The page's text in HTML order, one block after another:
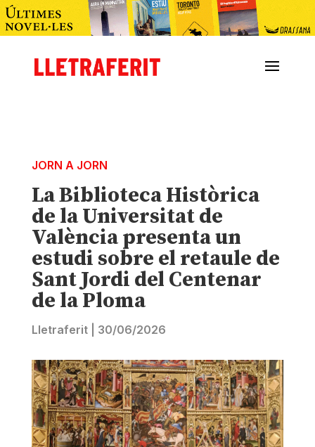
JORN A JORN
La Biblioteca Històrica
de la Universitat de
València presenta un
estudi sobre el retaule de
Sant Jordi del Centenar
de la Ploma
Lletraferit| 30/06/2026